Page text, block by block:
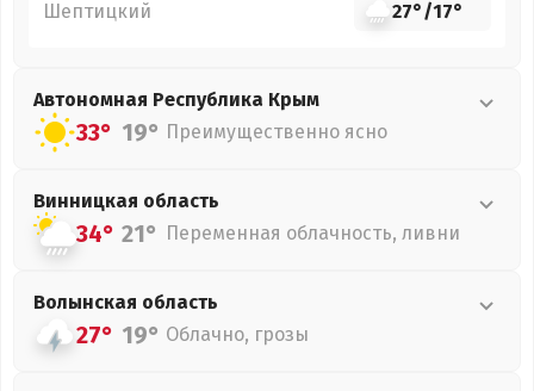
Шептицкий 27°/17°
Автономная Республика Крым
33° 19° Преимущественно ясно
Винницкая область
34° 21° Переменная облачность, ливни
Волынская область
27° 19° Облачно, грозы